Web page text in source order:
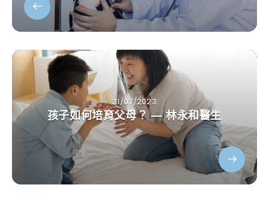
31/07/2023
孩子如何培育父母？ — 林永和醫生